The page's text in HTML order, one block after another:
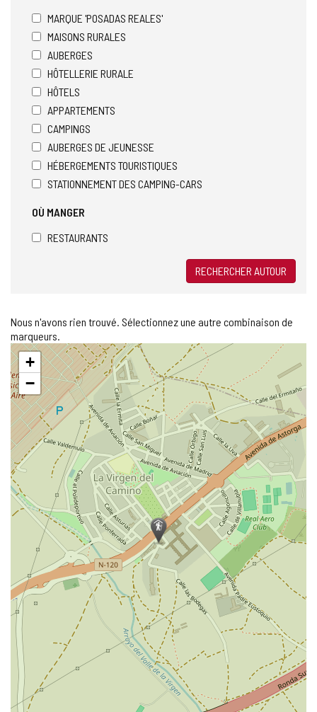
MARQUE 'POSADAS REALES'
MAISONS RURALES
AUBERGES
HÔTELLERIE RURALE
HÔTELS
APPARTEMENTS
CAMPINGS
AUBERGES DE JEUNESSE
HÉBERGEMENTS TOURISTIQUES
STATIONNEMENT DES CAMPING-CARS
OÙ MANGER
RESTAURANTS
RECHERCHER AUTOUR
Nous n'avons rien trouvé. Sélectionnez une autre combinaison de
marqueurs.
Sauter
la
carte
+
−